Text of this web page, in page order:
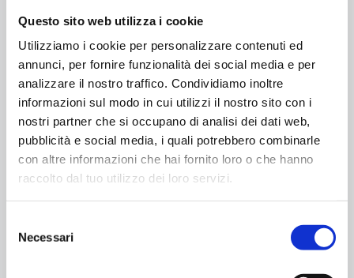
Questo sito web utilizza i cookie
Utilizziamo i cookie per personalizzare contenuti ed
annunci, per fornire funzionalità dei social media e per
analizzare il nostro traffico. Condividiamo inoltre
informazioni sul modo in cui utilizzi il nostro sito con i
nostri partner che si occupano di analisi dei dati web,
pubblicità e social media, i quali potrebbero combinarle
con altre informazioni che hai fornito loro o che hanno
raccolto dal tuo utilizzo dei loro servizi.
delNecessari
Safya, Danza del Ventre
112 0 Read more
Giullari Ciarlatani